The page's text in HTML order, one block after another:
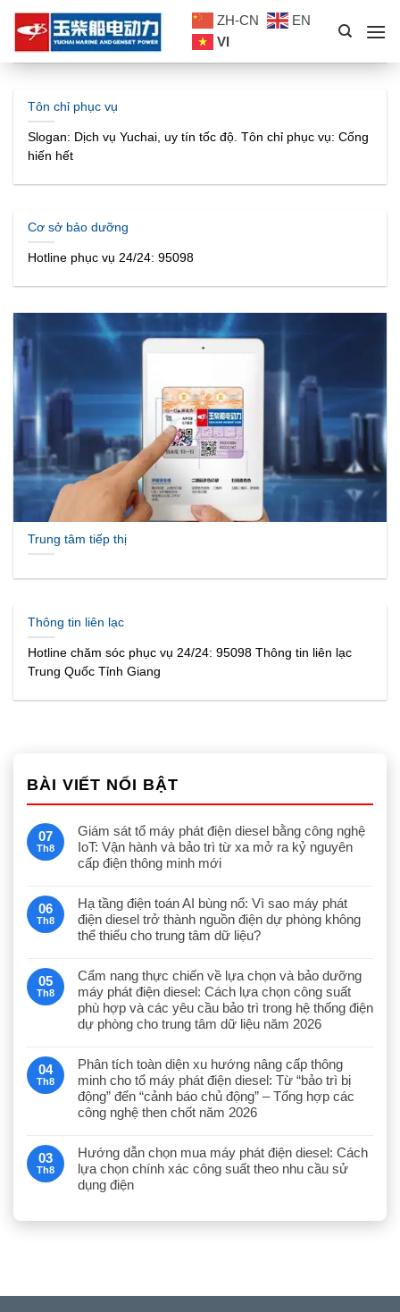
Skip
content
ZH-CN
EN
VI
Tôn chỉ phục vụ
Slogan: Dịch vụ Yuchai, uy tín tốc độ. Tôn chỉ phục vụ: Cống
hiến hết
Cơ sở bảo dưỡng
Hotline phục vụ 24/24: 95098
Trung tâm tiếp thị
Thông tin liên lạc
Hotline chăm sóc phục vụ 24/24: 95098 Thông tin liên lạc
Trung Quốc Tỉnh Giang
BÀI VIẾT NỔI BẬT
07
Th8
Giám sát tổ máy phát điện diesel bằng công nghệ
IoT: Vận hành và bảo trì từ xa mở ra kỷ nguyên
cấp điện thông minh mới
06
Th8
Hạ tầng điện toán AI bùng nổ: Vì sao máy phát
điện diesel trở thành nguồn điện dự phòng không
thể thiếu cho trung tâm dữ liệu?
05
Th8
Cẩm nang thực chiến về lựa chọn và bảo dưỡng
máy phát điện diesel: Cách lựa chọn công suất
phù hợp và các yêu cầu bảo trì trong hệ thống điện
dự phòng cho trung tâm dữ liệu năm 2026
04
Th8
Phân tích toàn diện xu hướng nâng cấp thông
minh cho tổ máy phát điện diesel: Từ “bảo trì bị
động” đến “cảnh báo chủ động” – Tổng hợp các
công nghệ then chốt năm 2026
03
Th8
Hướng dẫn chọn mua máy phát điện diesel: Cách
lựa chọn chính xác công suất theo nhu cầu sử
dụng điện